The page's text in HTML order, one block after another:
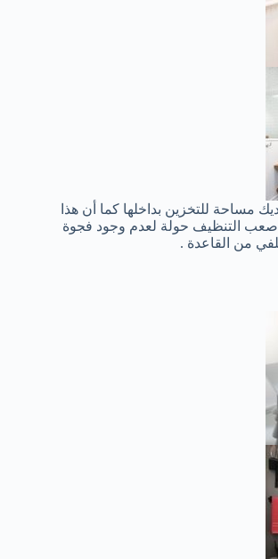
مساحة للتخزين بداخلها كما أن هذا
صعب التنظيف حولة لعدم وجود فجوة
من القاعدة .